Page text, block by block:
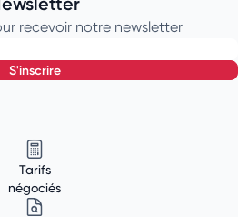
recevoir notre newsletter
s'inscrire
Tarifs
négociés